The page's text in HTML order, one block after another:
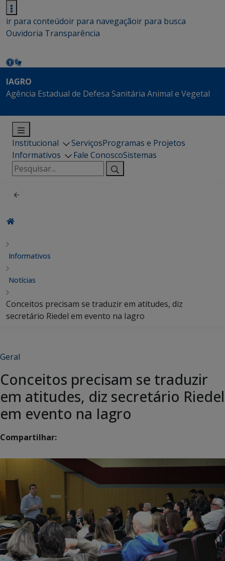
ir para conteúdoir para navegaçãoir para busca
Ouvidoria Transparência
IAGRO
Agência Estadual de Defesa Sanitária Animal e Vegetal
Institucional ServiçosProgramas e Projetos
Informativos
Fale ConoscoSistemas
Pesquisar
por:
Informativos
Notícias
Conceitos precisam se traduzir em atitudes, diz
secretário Riedel em evento na Iagro
Geral
Conceitos precisam se traduzir
em atitudes, diz secretário Riedel
em evento na Iagro
Compartilhar: